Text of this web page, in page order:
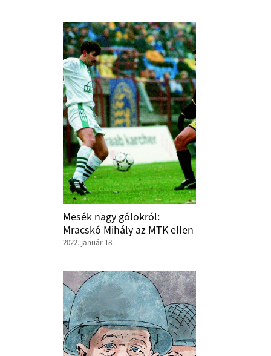
Mesék nagy gólokról:
Mracskó Mihály az MTK ellen
2022. január 18.